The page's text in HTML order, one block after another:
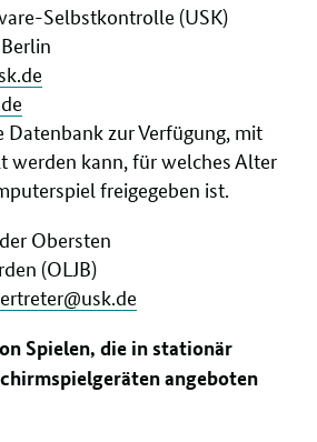
Selbstkontrolle (USK)
Datenbank zur Verfügung, mit
werden kann, für welches Alter
freigegeben ist.
Obersten
(OLJB)
Spielen, die in stationär
angeboten